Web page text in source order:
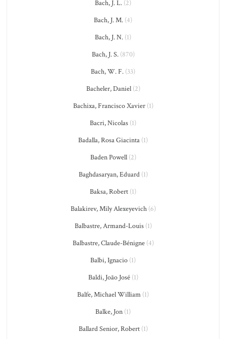
Bach, J. L. (2)
Bach, J. M. (4)
Bach, J. N. (1)
Bach, J. S.(870)
Bach, W. F. (33)
Bacheler, Daniel(2)
Bachixa, Francisco Xavier(1)
Bacri, Nicolas (1)
Badalla, Rosa Giacinta (1)
Baden Powell(2)
Baghdasaryan, Eduard(1)
Baksa, Robert (1)
Balakirev, Mily Alexeyevich(6)
Balbastre, Armand-Louis(1)
Balbastre, Claude-Bénigne(4)
Balbi, Ignacio (1)
Baldi, João José(1)
Balfe, Michael William (1)
Balke, Jon (1)
Ballard Senior, Robert(1)